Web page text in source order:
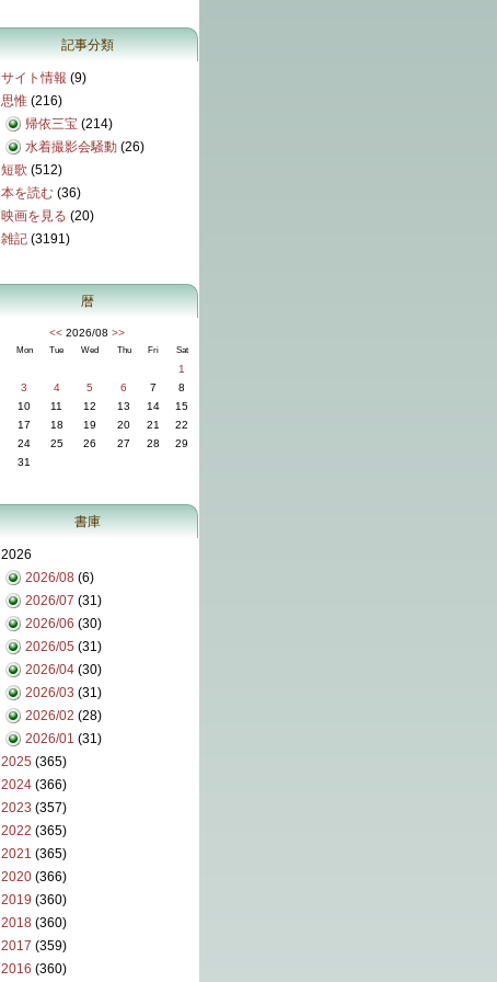
記事分類
サイト情報 (9)
思惟 (216)
帰依三宝 (214)
水着撮影会騒動 (26)
短歌 (512)
本を読む (36)
映画を見る (20)
雑記 (3191)
暦
<< 2026/08 >>
Mon Tue Wed Thu Fri Sat
1
3 4 5 6 7
8
10 11 12 13 14
15
17 18 19 20 21
22
24 25 26 27 28
29
31
書庫
2026
2026/08 (6)
2026/07 (31)
2026/06 (30)
2026/05 (31)
2026/04 (30)
2026/03 (31)
2026/02 (28)
2026/01 (31)
2025 (365)
2024 (366)
2023 (357)
2022 (365)
2021 (365)
2020 (366)
2019 (360)
2018 (360)
2017 (359)
2016 (360)